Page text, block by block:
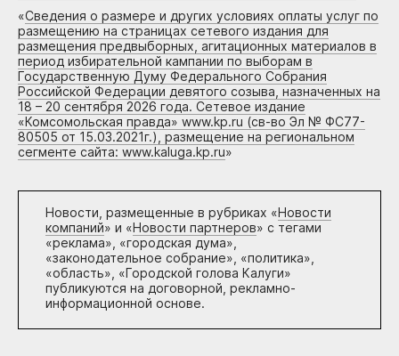
«Сведения о размере и других условиях оплаты услуг по
размещению на страницах сетевого издания для
размещения предвыборных, агитационных материалов в
период избирательной кампании по выборам в
Государственную Думу Федерального Собрания
Российской Федерации девятого созыва, назначенных на
18 – 20 сентября 2026 года. Сетевое издание
«Комсомольская правда» www.kp.ru (св-во Эл № ФС77-
80505 от 15.03.2021г.), размещение на региональном
сегменте сайта: www.kaluga.kp.ru»
Новости, размещенные в рубриках «Новости
компаний» и «Новости партнеров» с тегами
«реклама», «городская дума»,
«законодательное собрание», «политика»,
«область», «Городской голова Калуги»
публикуются на договорной, рекламно-
информационной основе.